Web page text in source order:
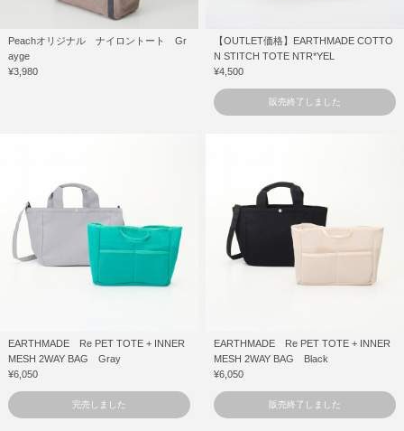
Peachオリジナル ナイロントート Gr
ayge
¥3,980
【OUTLET価格】EARTHMADE COTTO
N STITCH TOTE NTR*YEL
¥4,500
販売終了しました
EARTHMADE Re PET TOTE + INNER
MESH 2WAY BAG Gray
¥6,050
完売しました
EARTHMADE Re PET TOTE + INNER
MESH 2WAY BAG Black
¥6,050
販売終了しました